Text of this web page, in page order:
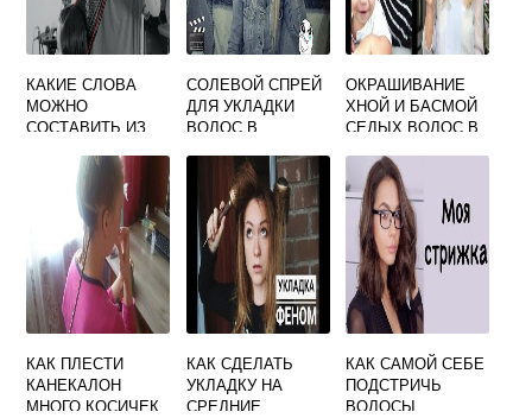
КАКИЕ СЛОВА
МОЖНО
СОСТАВИТЬ ИЗ
СОЛЕВОЙ СПРЕЙ
ДЛЯ УКЛАДКИ
ВОЛОС В
УСЛОВИЯХ
ОКРАШИВАНИЕ
ХНОЙ И БАСМОЙ
СЕДЫХ ВОЛОС В
УСЛОВИЯХ
КАК ПЛЕСТИ
КАНЕКАЛОН
МНОГО КОСИЧЕК
КАК СДЕЛАТЬ
УКЛАДКУ НА
СРЕДНИЕ
КАК САМОЙ СЕБЕ
ПОДСТРИЧЬ
ВОЛОСЫ